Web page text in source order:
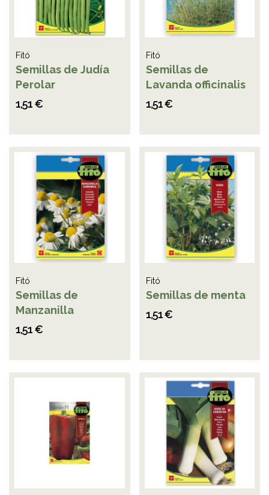
Fitó
Semillas de Judía
Perolar
1,51 €
Fitó
Semillas de
Lavanda officinalis
1,51 €
Fitó
Semillas de
Manzanilla
1,51 €
Fitó
Semillas de menta
1,51 €